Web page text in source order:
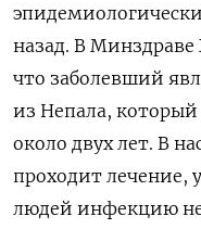
назад. В
что заболевший
из Непала, который
около двух лет. В
проходит лечение,
людей инфекцию